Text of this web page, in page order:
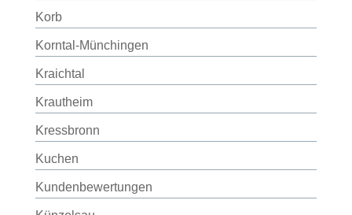
Korb
Korntal-Münchingen
Kraichtal
Krautheim
Kressbronn
Kuchen
Kundenbewertungen